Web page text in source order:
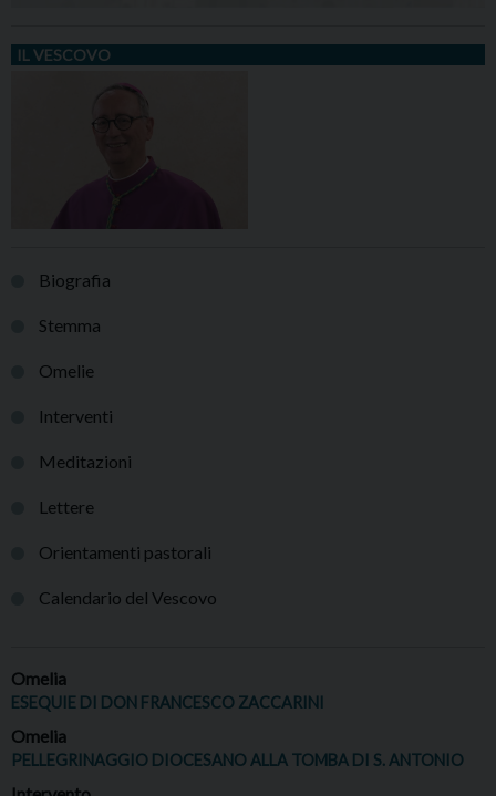
IL VESCOVO
Biografia
Stemma
Omelie
Interventi
Meditazioni
Lettere
Orientamenti pastorali
Calendario del Vescovo
Omelia
ESEQUIE DI DON FRANCESCO ZACCARINI
Omelia
PELLEGRINAGGIO DIOCESANO ALLA TOMBA DI S. ANTONIO